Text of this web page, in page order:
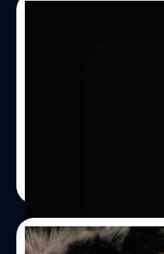
เชื่อมโยงเกี่ยวกับความชื้น
โลกของเราทำสถิติ ‘
กรกฎาคม 2021 กลายเป็น
สถิติมา แซงหน้าปี 2016,
หนึ่งร่วมสำหรับเดือนที่โล
เกิดขึ้นในปัจจุบันยิ่งช่วยยืน
(Climate Change) หรือที่บ
09/08/2021